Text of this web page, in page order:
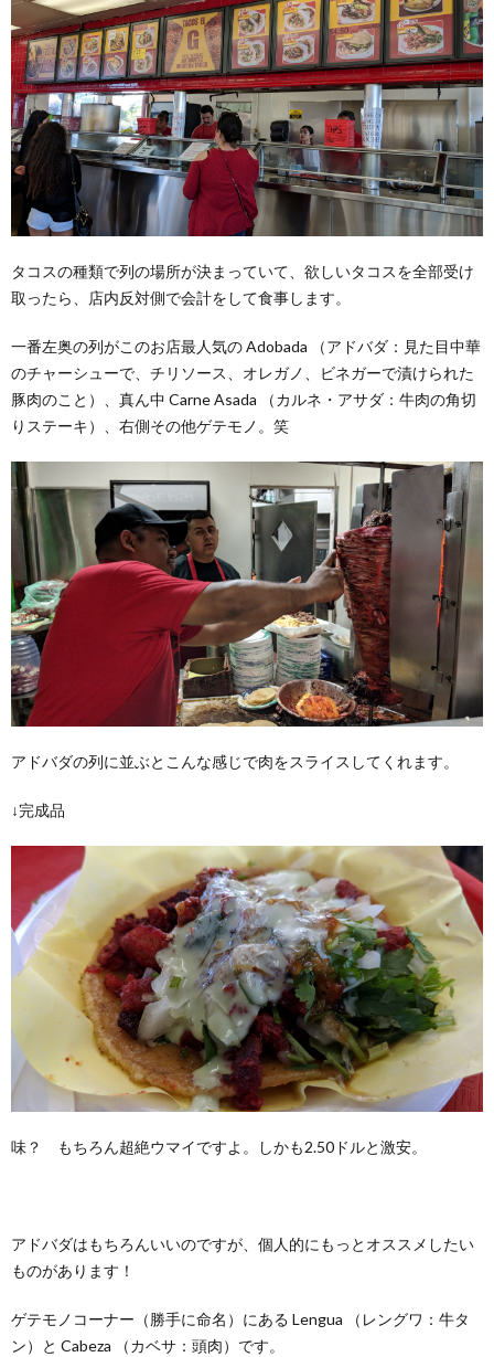
タコスの種類で列の場所が決まっていて、欲しいタコスを全部受け
取ったら、店内反対側で会計をして食事します。
一番左奥の列がこのお店最人気の Adobada （アドバダ：見た目中華
のチャーシューで、チリソース、オレガノ、ビネガーで漬けられた
豚肉のこと）、真ん中 Carne Asada （カルネ・アサダ：牛肉の角切
りステーキ）、右側その他ゲテモノ。笑
アドバダの列に並ぶとこんな感じで肉をスライスしてくれます。
↓完成品
味？ もちろん超絶ウマイですよ。しかも2.50ドルと激安。
アドバダはもちろんいいのですが、個人的にもっとオススメしたい
ものがあります！
ゲテモノコーナー（勝手に命名）にある Lengua （レングワ：牛タ
ン）と Cabeza （カベサ：頭肉）です。